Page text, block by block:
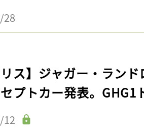
28
リス】ジャガー・ラン
プトカー発表。GHG1
12